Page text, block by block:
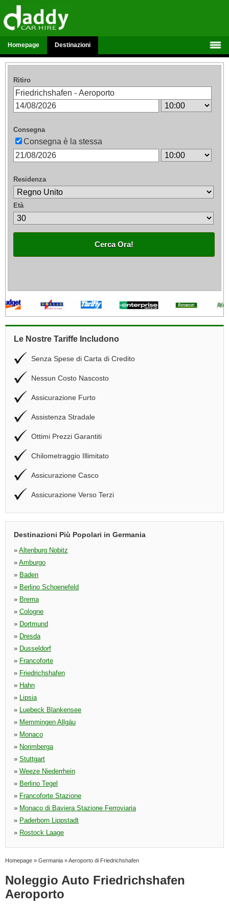
Homepage Destinazioni
Ritiro
Consegna
Consegna è la stessa
Residenza
Età
Cerca Ora!
Le Nostre Tariffe Includono
Senza Spese di Carta di Credito
Nessun Costo Nascosto
Assicurazione Furto
Assistenza Stradale
Ottimi Prezzi Garantiti
Chilometraggio Illimitato
Assicurazione Casco
Assicurazione Verso Terzi
Destinazioni Più Popolari in Germania
» Altenburg Nobitz
» Amburgo
» Baden
» Berlino Schoenefeld
» Brema
» Cologne
» Dortmund
» Dresda
» Dusseldorf
» Francoforte
» Friedrichshafen
» Hahn
» Lipsia
» Luebeck Blankensee
» Memmingen Allgäu
» Monaco
» Norimberga
» Stuttgart
» Weeze Niederrhein
» Berlino Tegel
» Francoforte Stazione
» Monaco di Baviera Stazione Ferroviaria
» Paderborn Lippstadt
» Rostock Laage
Homepage » Germania »Aeroporto di Friedrichshafen
Noleggio Auto Friedrichshafen
Aeroporto